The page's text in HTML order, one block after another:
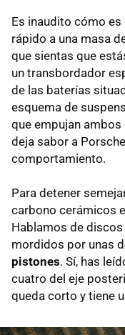
Es inaudito cómo
rápido a una masa
que sientas que
un transbordador
de las baterías
esquema de
que empujan
deja sabor a
comportamiento.
Para detener
carbono cerámicos
Hablamos de
mordidos por unas
pistones. Sí, has
cuatro del eje
queda corto y tiene